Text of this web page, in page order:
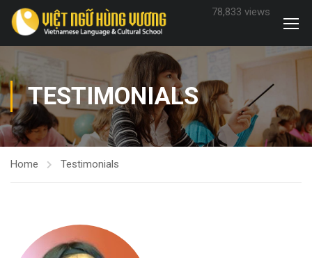
78,833 views
TESTIMONIALS
Home Testimonials